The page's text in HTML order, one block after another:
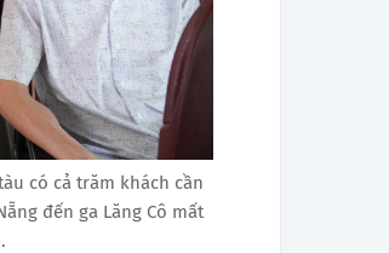
có cả trăm khách cần
đến ga Lăng Cô mất